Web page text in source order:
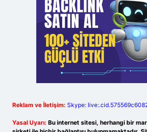
Reklam ve İletişim: Skype:
Yasal Uyarı: Bu internet sitesi, herhangi bir